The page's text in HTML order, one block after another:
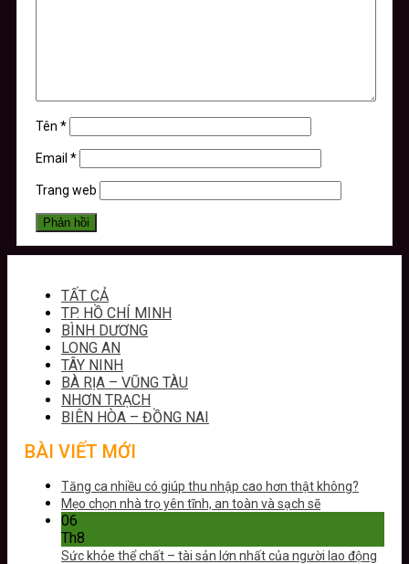
Tên *
Email *
Trang web
TẤT CẢ
TP. HỒ CHÍ MINH
BÌNH DƯƠNG
LONG AN
TÂY NINH
BÀ RỊA – VŨNG TÀU
NHƠN TRẠCH
BIÊN HÒA – ĐỒNG NAI
BÀI VIẾT MỚI
Tăng ca nhiều có giúp thu nhập cao hơn thật không?
Mẹo chọn nhà trọ yên tĩnh, an toàn và sạch sẽ
06
Th8
Sức khỏe thể chất – tài sản lớn nhất của người lao động